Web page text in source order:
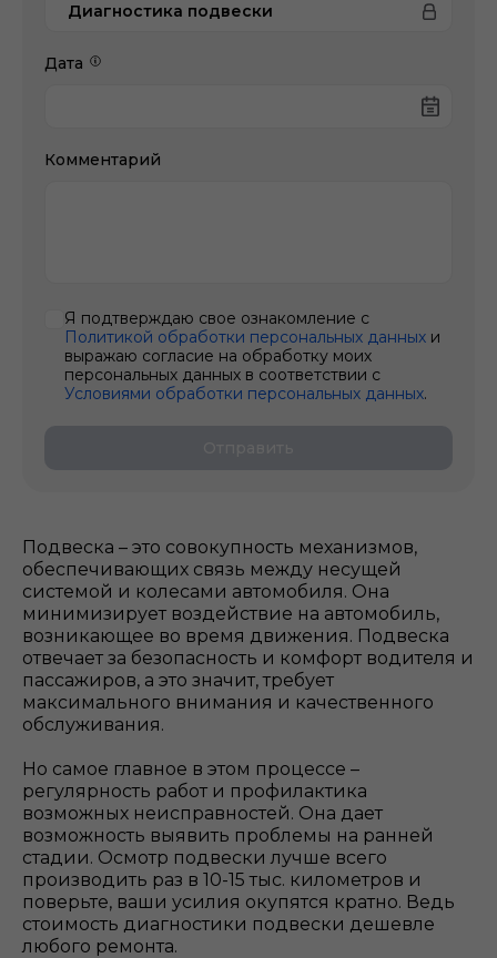
Подвеска – это совокупность механизмов,
обеспечивающих связь между несущей
системой и колесами автомобиля. Она
минимизирует воздействие на автомобиль,
возникающее во время движения. Подвеска
отвечает за безопасность и комфорт водителя и
пассажиров, а это значит, требует
максимального внимания и качественного
обслуживания.
Но самое главное в этом процессе –
регулярность работ и профилактика
возможных неисправностей. Она дает
возможность выявить проблемы на ранней
стадии. Осмотр подвески лучше всего
производить раз в 10-15 тыс. километров и
поверьте, ваши усилия окупятся кратно. Ведь
стоимость диагностики подвески дешевле
любого ремонта.
Диагностика подвески
Дата
Комментарий
Я подтверждаю свое ознакомление с
Политикой обработки персональных данных и
выражаю согласие на обработку моих
персональных данных в соответствии с
Условиями обработки персональных данных.